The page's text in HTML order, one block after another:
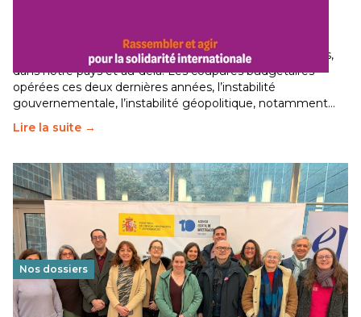
Le secteur humanitaire connaît des difficultés profondes,
dans notre pays et au-delà. Les coupures budgétaires
opérées ces deux dernières années, l’instabilité
gouvernementale, l’instabilité géopolitique, notamment…
Lire la suite →
Nos dossiers